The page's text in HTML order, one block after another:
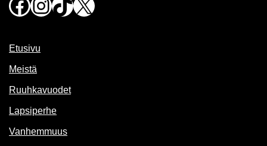
Facebook
Instagram
TikTok
X
Etusivu
Meistä
Ruuhkavuodet
Lapsiperhe
Vanhemmuus